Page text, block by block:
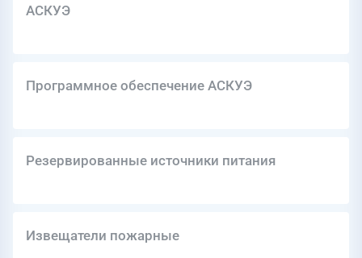
АСКУЭ
Программное обеспечение АСКУЭ
Резервированные источники питания
Извещатели пожарные